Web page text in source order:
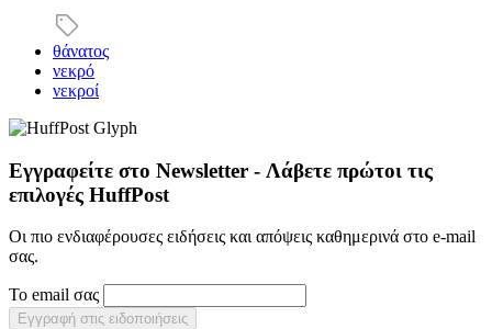
θάνατος
νεκρό
νεκροί
Εγγραφείτε στο Newsletter - Λάβετε πρώτοι τις
επιλογές HuffPost
Οι πιο ενδιαφέρουσες ειδήσεις και απόψεις καθημερινά στο e-mail
σας.
Το email σας
Εγγραφή στις ειδοποιήσεις